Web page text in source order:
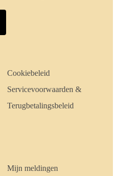
Cookiebeleid
Servicevoorwaarden &
Terugbetalingsbeleid
Mijn meldingen